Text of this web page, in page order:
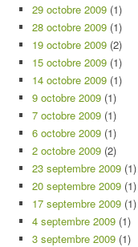
29 octobre 2009 (1)
28 octobre 2009 (1)
19 octobre 2009 (2)
15 octobre 2009 (1)
14 octobre 2009 (1)
9 octobre 2009 (1)
7 octobre 2009 (1)
6 octobre 2009 (1)
2 octobre 2009 (2)
23 septembre 2009 (1)
20 septembre 2009 (1)
17 septembre 2009 (1)
4 septembre 2009 (1)
3 septembre 2009 (1)